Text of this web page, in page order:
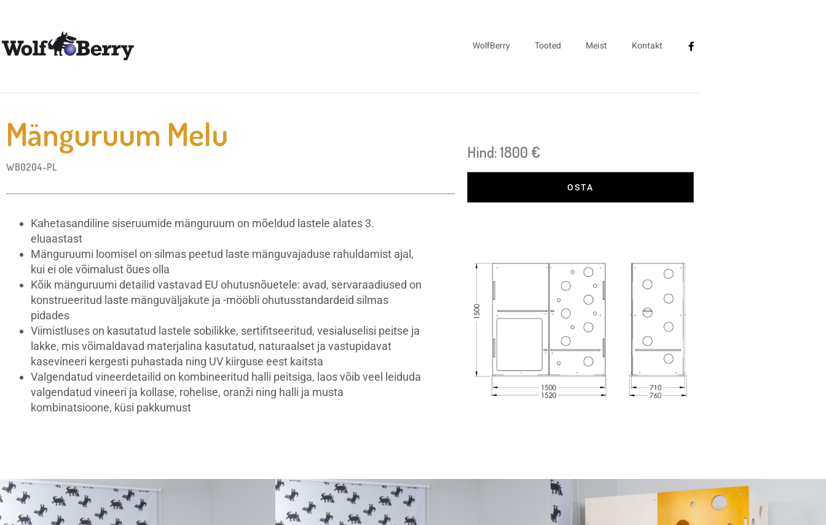
WolfBerry Tooted Meist Kontakt
Mänguruum Melu
WB0204-PL
Hind: 1800 €
OSTA
Kahetasandiline siseruumide mänguruum on mõeldud lastele alates 3.
eluaastast
Mänguruumi loomisel on silmas peetud laste mänguvajaduse rahuldamist ajal,
kui ei ole võimalust õues olla
Kõik mänguruumi detailid vastavad EU ohutusnõuetele: avad, servaraadiused on
konstrueeritud laste mänguväljakute ja -mööbli ohutusstandardeid silmas
pidades
Viimistluses on kasutatud lastele sobilikke, sertifitseeritud, vesialuselisi peitse ja
lakke, mis võimaldavad materjalina kasutatud, naturaalset ja vastupidavat
kasevineeri kergesti puhastada ning UV kiirguse eest kaitsta
Valgendatud vineerdetailid on kombineeritud halli peitsiga, laos võib veel leiduda
valgendatud vineeri ja kollase, rohelise, oranži ning halli ja musta
kombinatsioone, küsi pakkumust